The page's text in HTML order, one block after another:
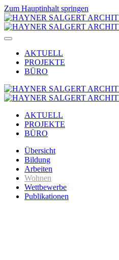
Zum Hauptinhalt springen
AKTUELL
PROJEKTE
BÜRO
AKTUELL
PROJEKTE
BÜRO
Übersicht
Bildung
Arbeiten
Wohnen
Wettbewerbe
Publikationen